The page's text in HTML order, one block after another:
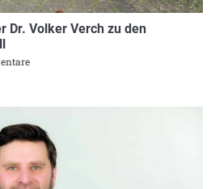
Dr. Volker Verch zu den